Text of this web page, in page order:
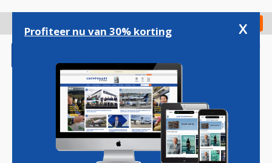
gaan
Check in
Magazine Podcasts Vacatures
Profiteer nu van 30% korting x